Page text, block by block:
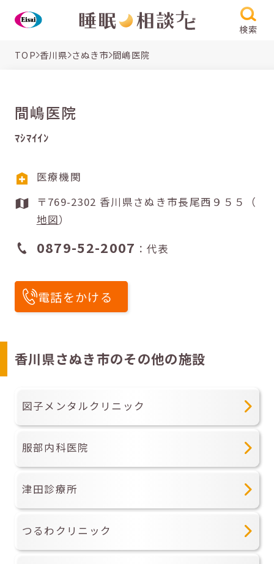
検索
TOP 香川県 さぬき市 間嶋医院
間嶋医院
ﾏｼﾏｲｲﾝ
医療機関
〒769-2302 香川県さぬき市長尾西９５５（
地図）
0879-52-2007 ：代表
電話をかける
香川県さぬき市のその他の施設
図子メンタルクリニック
服部内科医院
津田診療所
つるわクリニック